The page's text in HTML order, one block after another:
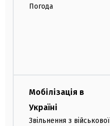
Погода
Мобілізація в
Україні
Звільнення з військової